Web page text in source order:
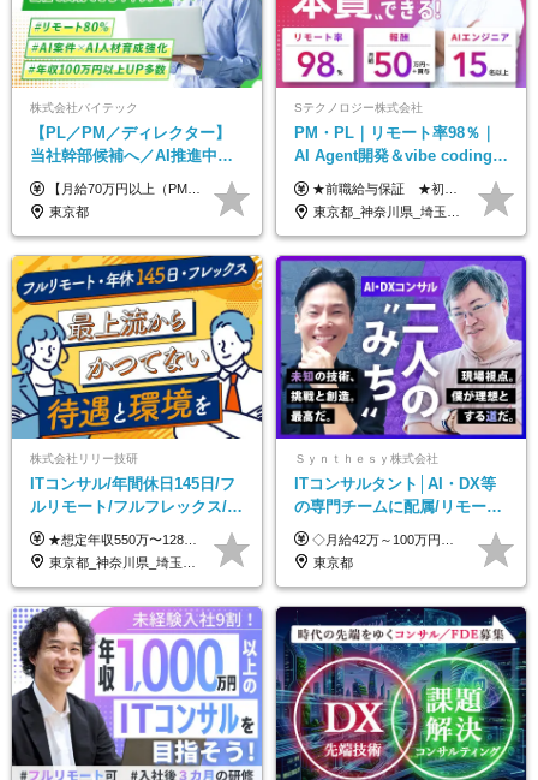
株式会社バイテック
【PL／PM／ディレクター】
当社幹部候補へ／AI推進中！
目指せるAI人材／年収800万円
以上可／リモート80％
【月給70万円以上（PM）／想定年収840万円以上】 ★詳しくは下記をご参照ください！ ■SE/PL/テスト計画以降などの上流フェーズ 月給53万円以上 ※想定年収636万円以上 ■PM/ディレクター（管理職・幹部候補） 月給70万円以上 ※想定年収840万円以上 ※単価の変動により給与も随時更新（完全単価連動型） ※育成枠については個人の経験・能力を考慮し決定 ※超過勤務については別途残業手当を支給 【固定残業代について】 なし（残業代は、実際の労働時間に応じて別途全額支給）
東京都
Sテクノロジー株式会社
PM・PL｜リモート率98％｜
AI Agent開発＆vibe coding｜
AIエンジニアチームをリード
★前職給与保証 ★初年度年収700～800万円も可能 月給50万円～90万円＋賞与年2回＋各種手当 ◎スキルや経験などを考慮。前職から給与アップをお約束します！ ◎上記月給には固定残業代30時間分(95000円～)を含みます。超過した場合は追加支給します ◎試用期間は6ヵ月あり。その間の給与・待遇に差異はありません
東京都_神奈川県_埼玉県_千葉県_大阪府_愛知県_北海道_青森県_岩手県_宮城県_秋田県_山形県_福島県_茨城県_栃木県_群馬県_新潟県_山梨県_長野県_富山県_石川県_福井県_静岡県_岐阜県_三重県_兵庫県_京都府_滋賀県_奈良県_和歌山県_広島県_岡山県_鳥取県_島根県_山口県_徳島県_香川県_愛媛県_高知県_福岡県_熊本県_佐賀県_長崎県_大分県_宮崎県_鹿児島県_沖縄県
株式会社リリー技研
ITコンサル/年間休日145日/フ
ルリモート/フルフレックス/残
業基本なし/全国からの応募
OK/特別休暇あり
★想定年収550万〜1289万円 ■契約社員 月給45.8万〜71.6万円 ★想定年収688万〜1611万円 ■正社員 月給57.3万〜89.5万円 ※給与は経験・スキルを考慮の上、決定します。 ※試用期間3ヶ月（その間の給与・待遇に差異はありません）期間は短縮の可能性あり ※残業代は別途全額支給します 【★評価について★】 弊社では、1〜7の7段階からなる等級制を導入しています。 【★昇給の仕組み★】 等級が1段階上がるごとに、基本給の25％に相当する額が昇給されます。 評価は年2回実施されるため、年に2回の昇給チャンスがあります。 頑張りが正当に評価される、透明性の高い制度です。
東京都_神奈川県_埼玉県_千葉県_大阪府_愛知県_北海道_青森県_岩手県_宮城県_秋田県_山形県_福島県_茨城県_栃木県_群馬県_新潟県_山梨県_長野県_富山県_石川県_福井県_静岡県_岐阜県_三重県_兵庫県_京都府_滋賀県_奈良県_和歌山県_広島県_岡山県_鳥取県_島根県_山口県_徳島県_香川県_愛媛県_高知県_福岡県_熊本県_佐賀県_長崎県_大分県_宮崎県_鹿児島県_沖縄県
Ｓｙｎｔｈｅｓｙ株式会社
ITコンサルタント│AI・DX等
の専門チームに配属/リモート
×フレックス/Big4と同水準の
給与・待遇
◇月給42万～100万円＋賞与年2回 └年収900～1600万円可能 ★☆年収例☆★ ◎37歳・元開発エンジニア └年収900万（2年後に年収150万UP実績） ◎40歳・元SierのPM └年収1400万（2年後に年収300万UP実績） ◎43歳・元コンサルタント └年収1600万（2年後に年収200万UP実績） ※経験・スキルを考慮し決定します ※試用期間3～6カ月あり（その間の待遇に差異はありません） 【固定残業代について】 なし（残業代は、実際の労働時間に応じて別途全額支給）
東京都